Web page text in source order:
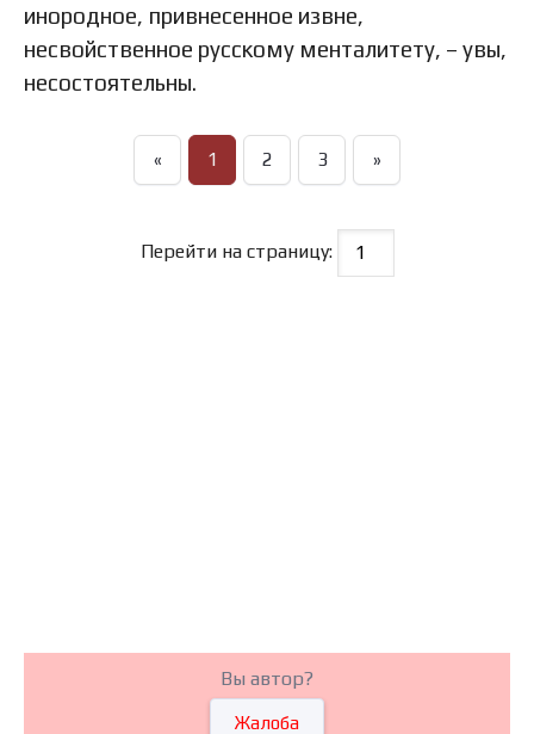
инородное, привнесенное извне,
несвойственное русскому менталитету, – увы,
несостоятельны.
« 1 2 3 »
Перейти на страницу:
Вы автор?
Жалоба